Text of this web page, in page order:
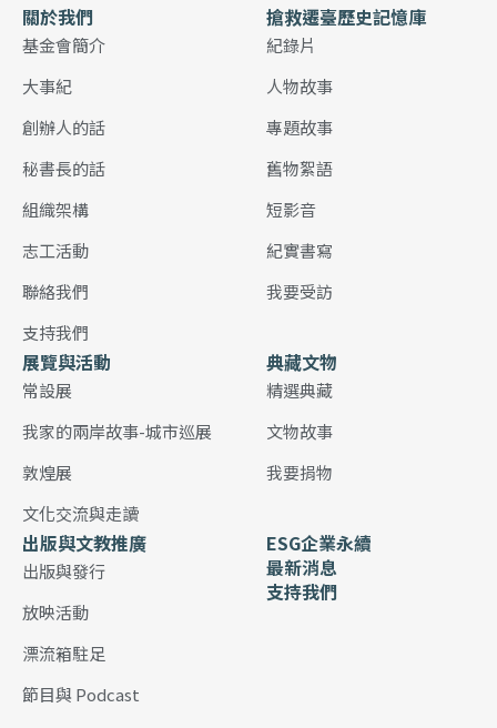
關於我們
基金會簡介
大事紀
創辦人的話
秘書長的話
組織架構
志工活動
聯絡我們
支持我們
搶救遷臺歷史記憶庫
紀錄片
人物故事
專題故事
舊物絮語
短影音
紀實書寫
我要受訪
展覽與活動
常設展
我家的兩岸故事-城市巡展
敦煌展
文化交流與走讀
典藏文物
精選典藏
文物故事
我要捐物
出版與文教推廣
出版與發行
放映活動
漂流箱駐足
節目與 Podcast
ESG企業永續
最新消息
支持我們